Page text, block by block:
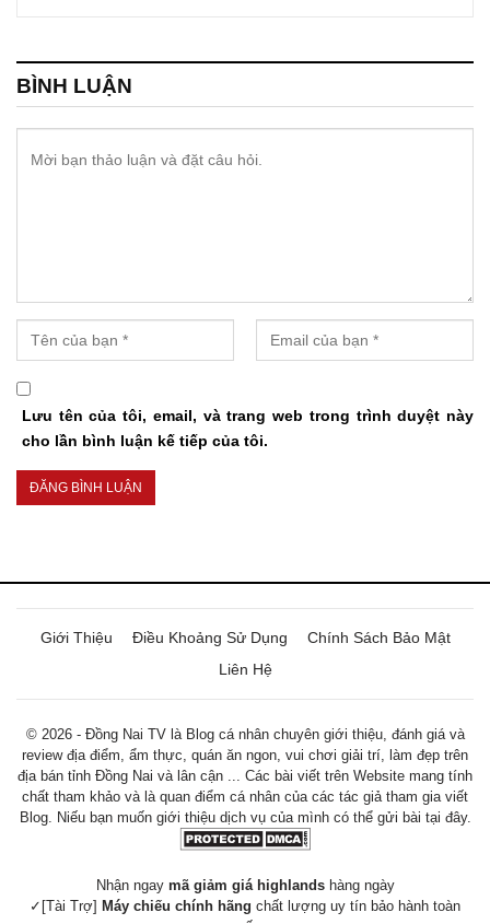
BÌNH LUẬN
Lưu tên của tôi, email, và trang web trong trình duyệt này
cho lần bình luận kế tiếp của tôi.
Giới Thiệu Điều Khoảng Sử Dụng
Chính Sách Bảo Mật
Liên Hệ
© 2026 - Đồng Nai TV là Blog cá nhân chuyên giới thiệu, đánh giá và
review địa điểm, ẩm thực, quán ăn ngon, vui chơi giải trí, làm đẹp trên
địa bán tỉnh Đồng Nai và lân cận ... Các bài viết trên Website mang tính
chất tham khảo và là quan điểm cá nhân của các tác giả tham gia viết
Blog. Niếu bạn muốn giới thiệu dịch vụ của mình có thể gửi bài tại đây.
Nhận ngay mã giảm giá highlandshàng ngày
✓[Tài Trợ] Máy chiếu chính hãng chất lượng uy tín bảo hành toàn